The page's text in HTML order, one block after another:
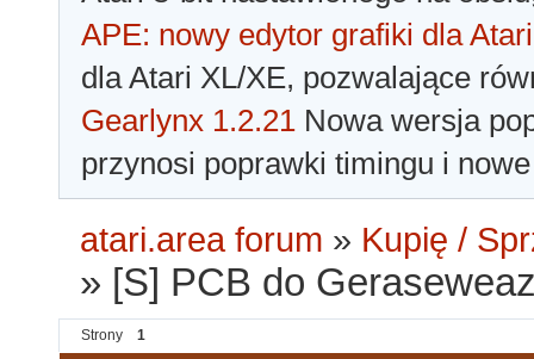
APE: nowy edytor grafiki dla Atari
dla Atari XL/XE, pozwalające
Gearlynx 1.2.21 Nowa wersja
przynosi poprawki timingu i
atari.area forum » Kupię /
» [S] PCB do
Strony 1